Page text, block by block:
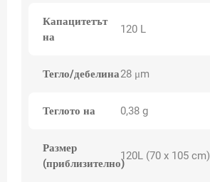
Капацитетът
на
120 L
Тегло/дебелина28 μm
Теглото на 0,38 g
Размер
(приблизително)
120L (70 x 105 cm)